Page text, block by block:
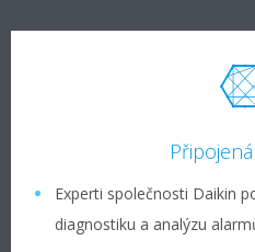
Experti společnosti Daikin
diagnostiku a analýzu